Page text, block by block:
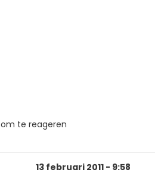
om te reageren
13 februari 2011 - 9:58